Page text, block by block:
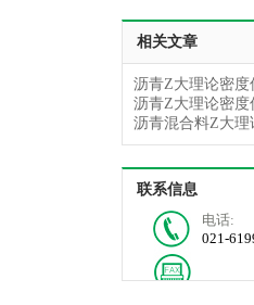
相关文章
沥青Z大理论密度
沥青Z大理论密度
沥青混合料Z大理
联系信息
电话:
021-